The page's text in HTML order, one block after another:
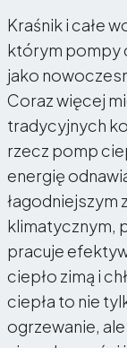
Kraśnik i całe
którym pompy
jako
Coraz więcej
tradycyjnych
rzecz pomp
energię
łagodniejszym
klimatycznym,
pracuje
ciepło zimą i
ciepła to nie
ogrzewanie,